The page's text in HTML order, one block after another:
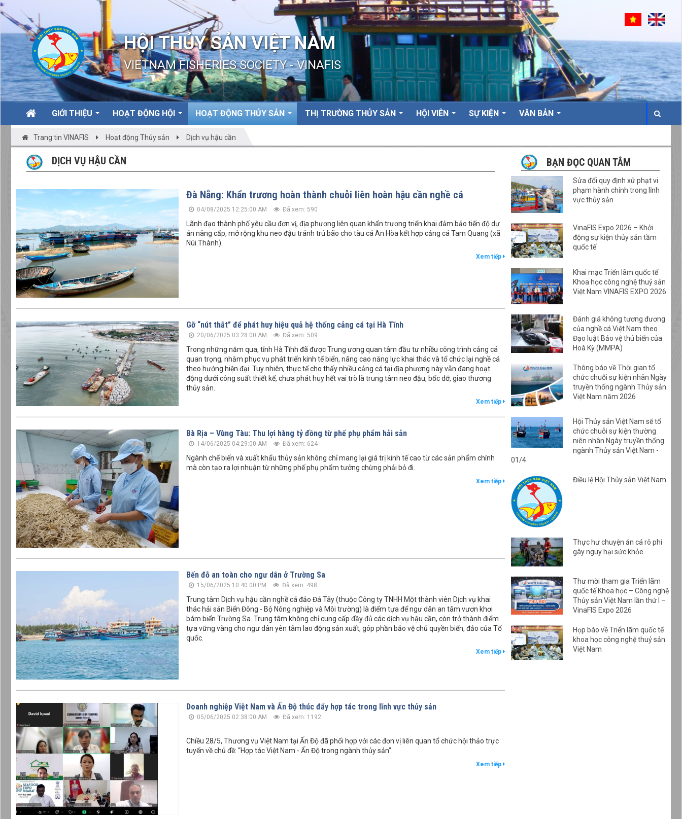
HỘI THỦY SẢN VIỆT NAM
VIETNAM FISHERIES SOCIETY - VINAFIS
GIỚI THIỆU HOẠT ĐỘNG HỘI HOẠT ĐỘNG THỦY SẢN THỊ TRƯỜNG THỦY SẢN HỘI VIÊN SỰ KIỆN VĂN BẢN
Trang tin VINAFIS Hoạt động Thủy sản Dịch vụ hậu cần
DỊCH VỤ HẬU CẦN
Đà Nẵng: Khẩn trương hoàn thành chuỗi liên hoàn hậu cần nghề cá
04/08/2025 12:25:00 AM Đã xem: 590
Lãnh đạo thành phố yêu cầu đơn vị, địa phương liên quan khẩn trương triển khai đảm bảo tiến độ dự
án nâng cấp, mở rộng khu neo đậu tránh trú bão cho tàu cá An Hòa kết hợp cảng cá Tam Quang (xã
Núi Thành).
Xem tiếp
Gỡ “nút thắt” để phát huy hiệu quả hệ thống cảng cá tại Hà Tĩnh
20/06/2025 03:28:00 AM Đã xem: 509
Trong những năm qua, tỉnh Hà Tĩnh đã được Trung ương quan tâm đầu tư nhiều công trình cảng cá
quan trọng, nhằm phục vụ phát triển kinh tế biển, nâng cao năng lực khai thác và tổ chức lại nghề cá
theo hướng hiện đại. Tuy nhiên, thực tế cho thấy nhiều cảng cá tại địa phương này vẫn đang hoạt
động dưới công suất thiết kế, chưa phát huy hết vai trò là trung tâm neo đậu, bốc dỡ, giao thương
thủy sản.
Xem tiếp
Bà Rịa – Vùng Tàu: Thu lợi hàng tỷ đồng từ phế phụ phẩm hải sản
14/06/2025 04:29:00 AM Đã xem: 624
Ngành chế biến và xuất khẩu thủy sản không chỉ mang lại giá trị kinh tế cao từ các sản phẩm chính
mà còn tạo ra lợi nhuận từ những phế phụ phẩm tưởng chừng phải bỏ đi.
Xem tiếp
Bến đỗ an toàn cho ngư dân ở Trường Sa
15/06/2025 10:40:00 PM Đã xem: 498
Trung tâm Dịch vụ hậu cần nghề cá đảo Đá Tây (thuộc Công ty TNHH Một thành viên Dịch vụ khai
thác hải sản Biển Đông - Bộ Nông nghiệp và Môi trường) là điểm tựa để ngư dân an tâm vươn khơi
bám biển Trường Sa. Trung tâm không chỉ cung cấp đầy đủ các dịch vụ hậu cần, còn trở thành điểm
tựa vững vàng cho ngư dân yên tâm lao động sản xuất, góp phần bảo vệ chủ quyền biển, đảo của Tổ
quốc.
Xem tiếp
Doanh nghiệp Việt Nam và Ấn Độ thúc đẩy hợp tác trong lĩnh vực thủy sản
05/06/2025 02:38:00 AM Đã xem: 1192
Chiều 28/5, Thương vụ Việt Nam tại Ấn Độ đã phối hợp với các đơn vị liên quan tổ chức hội thảo trực
tuyến về chủ đề: “Hợp tác Việt Nam - Ấn Độ trong ngành thủy sản”.
Xem tiếp
BẠN ĐỌC QUAN TÂM
Sửa đổi quy định xử phạt vi
phạm hành chính trong lĩnh
vực thủy sản
VinaFIS Expo 2026 – Khởi
động sự kiện thủy sản tầm
quốc tế
Khai mạc Triển lãm quốc tế
Khoa học công nghệ thuỷ sản
Việt Nam VINAFIS EXPO 2026
Đánh giá không tương đương
của nghề cá Việt Nam theo
Đạo luật Bảo vệ thú biển của
Hoà Kỳ (MMPA)
Thông báo về Thời gian tổ
chức chuỗi sự kiện nhân Ngày
truyền thống ngành Thủy sản
Việt Nam năm 2026
Hội Thủy sản Việt Nam sẽ tổ
chức chuỗi sự kiện thường
niên nhân Ngày truyền thống
ngành Thủy sản Việt Nam -
01/4
Điều lệ Hội Thủy sản Việt Nam
Thực hư chuyện ăn cá rô phi
gây nguy hại sức khỏe
Thư mời tham gia Triển lãm
quốc tế Khoa học – Công nghệ
Thủy sản Việt Nam lần thứ I –
VinaFIS Expo 2026
Họp báo về Triển lãm quốc tế
khoa học công nghệ thuỷ sản
Việt Nam